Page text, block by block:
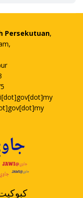
Persekutuan,